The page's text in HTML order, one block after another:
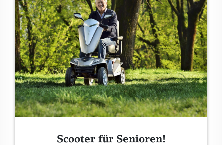
Scoo­ter für Se­nio­ren!